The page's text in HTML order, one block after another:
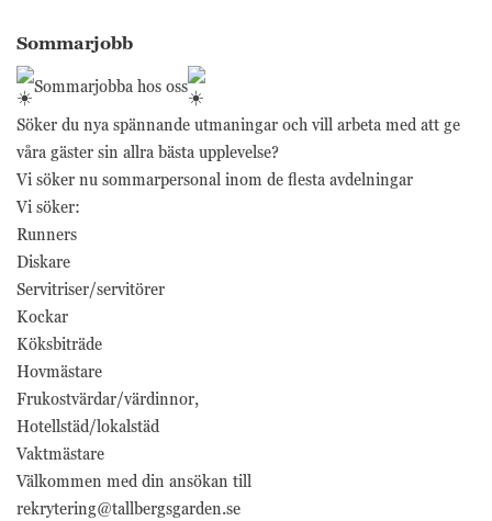
Sommarjobb
Sommarjobba hos oss
Söker du nya spännande utmaningar och vill arbeta med att ge
våra gäster sin allra bästa upplevelse?
Vi söker nu sommarpersonal inom de flesta avdelningar
Vi söker:
Runners
Diskare
Servitriser/servitörer
Kockar
Köksbiträde
Hovmästare
Frukostvärdar/värdinnor,
Hotellstäd/lokalstäd
Vaktmästare
Välkommen med din ansökan till
rekrytering@tallbergsgarden.se